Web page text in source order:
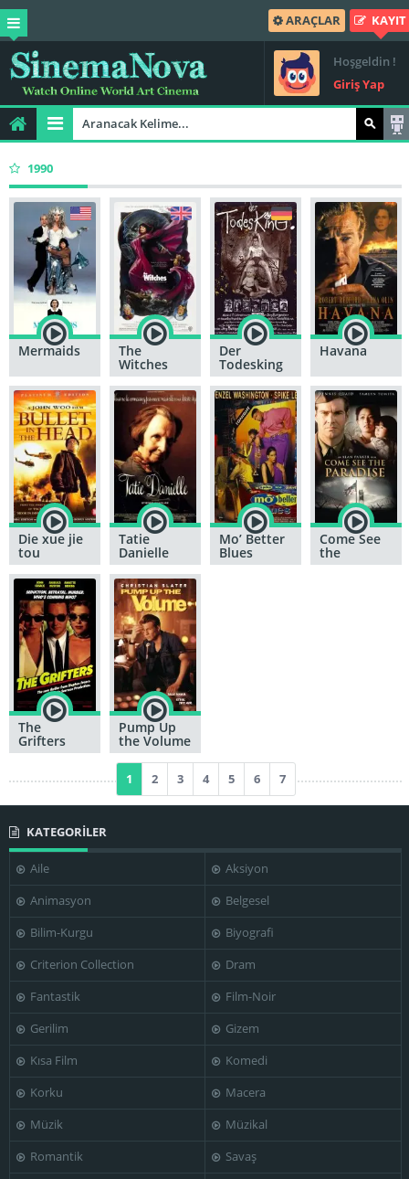
ARAÇLAR KAYIT
Hoşgeldin !
Giriş Yap
1990
Mermaids The
Witches
Der
Todesking
Havana
Die xue jie
tou
Tatie
Danielle
Mo’ Better
Blues
Come See
the
Paradise
The
Grifters
Pump Up
the Volume
1 2 3 4 5 6 7
KATEGORİLER
Aile
Aksiyon
Animasyon
Belgesel
Bilim-Kurgu
Biyografi
Criterion Collection
Dram
Fantastik
Film-Noir
Gerilim
Gizem
Kısa Film
Komedi
Korku
Macera
Müzik
Müzikal
Romantik
Savaş